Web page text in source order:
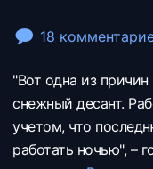
18
"Вот одна из
снежный десант.
учетом, что
работать ночью", –